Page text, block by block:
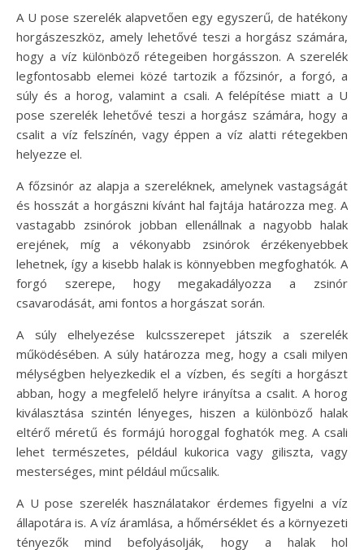
A U pose szerelék alapvetően egy egyszerű, de hatékony
horgászeszköz, amely lehetővé teszi a horgász számára,
hogy a víz különböző rétegeiben horgásszon. A szerelék
legfontosabb elemei közé tartozik a főzsinór, a forgó, a
súly és a horog, valamint a csali. A felépítése miatt a U
pose szerelék lehetővé teszi a horgász számára, hogy a
csalit a víz felszínén, vagy éppen a víz alatti rétegekben
helyezze el.
A főzsinór az alapja a szereléknek, amelynek vastagságát
és hosszát a horgászni kívánt hal fajtája határozza meg. A
vastagabb zsinórok jobban ellenállnak a nagyobb halak
erejének, míg a vékonyabb zsinórok érzékenyebbek
lehetnek, így a kisebb halak is könnyebben megfoghatók. A
forgó szerepe, hogy megakadályozza a zsinór
csavarodását, ami fontos a horgászat során.
A súly elhelyezése kulcsszerepet játszik a szerelék
működésében. A súly határozza meg, hogy a csali milyen
mélységben helyezkedik el a vízben, és segíti a horgászt
abban, hogy a megfelelő helyre irányítsa a csalit. A horog
kiválasztása szintén lényeges, hiszen a különböző halak
eltérő méretű és formájú horoggal foghatók meg. A csali
lehet természetes, például kukorica vagy giliszta, vagy
mesterséges, mint például műcsalik.
A U pose szerelék használatakor érdemes figyelni a víz
állapotára is. A víz áramlása, a hőmérséklet és a környezeti
tényezők mind befolyásolják, hogy a halak hol